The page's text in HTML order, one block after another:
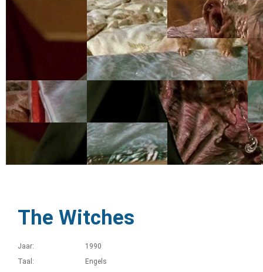
The Witches
Jaar:
1990
Taal:
Engels